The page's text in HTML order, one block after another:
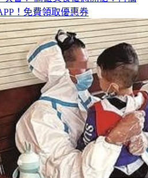
！免費領取優惠券